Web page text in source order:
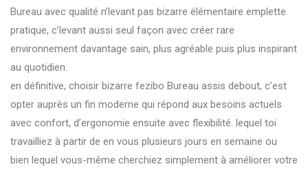
Bureau avec qualité n’levant pas bizarre élémentaire emplette
pratique, c’levant aussi seul façon avec créer rare
environnement davantage sain, plus agréable puis plus inspirant
au quotidien.
en définitive, choisir bizarre fezibo Bureau assis debout, c’est
opter auprès un fin moderne qui répond aux besoins actuels
avec confort, d’ergonomie ensuite avec flexibilité. lequel toi
travailliez à partir de en vous plusieurs jours en semaine ou
bien lequel vous-même cherchiez simplement à améliorer votre